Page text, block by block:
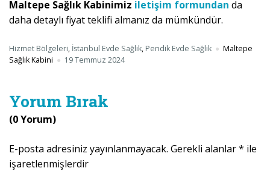
Maltepe Sağlık Kabinimiz iletişim formundan da
daha detaylı fiyat teklifi almanız da mümkündür.
Hizmet Bölgeleri, İstanbul Evde Sağlık, Pendik Evde Sağlık
Maltepe
Sağlık Kabini
19 Temmuz 2024
Yorum Bırak
(0 Yorum)
E-posta adresiniz yayınlanmayacak. Gerekli alanlar* ile
işaretlenmişlerdir